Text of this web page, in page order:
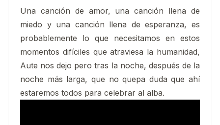
Una canción de amor, una canción llena de
miedo y una canción llena de esperanza, es
probablemente lo que necesitamos en estos
momentos difíciles que atraviesa la humanidad,
Aute nos dejo pero tras la noche, después de la
noche más larga, que no quepa duda que ahí
estaremos todos para celebrar al alba.